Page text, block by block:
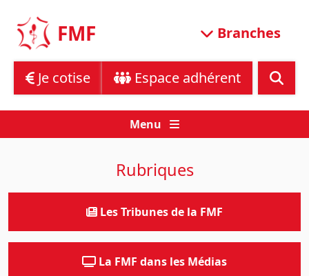
content
FMF Branches
Je cotise Espace adhérent
Menu
Rubriques
Les Tribunes de la FMF
La FMF dans les Médias